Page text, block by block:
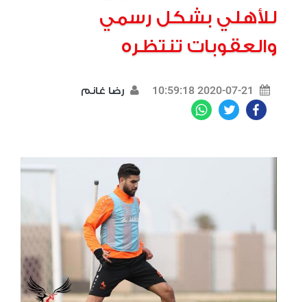
للأهلي بشكل رسمي
والعقوبات تنتظره
2020-07-21 10:59:18 رضا غانم
Facebook
Twitter